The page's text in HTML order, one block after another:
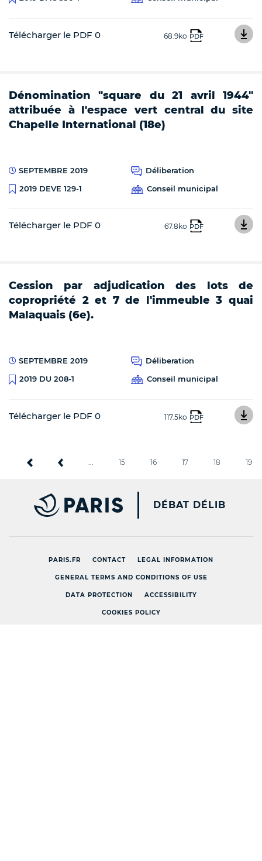
Télécharger le PDF 0 68.9ko PDF
Dénomination "square du 21 avril 1944"
attribuée à l'espace vert central du site
Chapelle International (18e)
SEPTEMBRE 2019
Déliberation
2019 DEVE 129-1
Conseil municipal
Télécharger le PDF 0 67.8ko PDF
Cession par adjudication des lots de
copropriété 2 et 7 de l'immeuble 3 quai
Malaquais (6e).
SEPTEMBRE 2019
Déliberation
2019 DU 208-1
Conseil municipal
Télécharger le PDF 0 117.5ko PDF
... 15 16 17 18 19
PARIS.FR [NEW
DÉBAT DÉLIB
PARIS.FR CONTACT LEGAL INFORMATION
GENERAL TERMS AND CONDITIONS OF USE
DATA PROTECTION ACCESSIBILITY
COOKIES POLICY